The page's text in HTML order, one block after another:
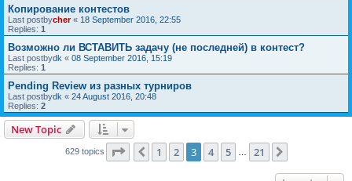
Копирование контестов
Last postbycher« 18 September 2016, 22:55
Replies: 1
Возможно ли ВСТАВИТЬ задачу (не последней) в контест?
Last postbydk « 08 September 2016, 15:19
Replies: 1
Pending Review из разных турниров
Last postbydk « 24 August 2016, 20:48
Replies: 2
New Topic
629 topics Page of 21
Previous
1 2 3 4 5 21